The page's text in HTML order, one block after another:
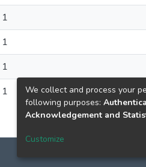
1
1
1
1
We collect and process your
following purposes:
Acknowledgement and
Customize